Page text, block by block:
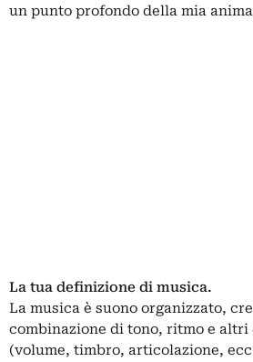
un punto profondo della mia
La tua definizione di musica.
La musica è suono organizzato,
combinazione di tono, ritmo e altri
(volume, timbro, articolazione,